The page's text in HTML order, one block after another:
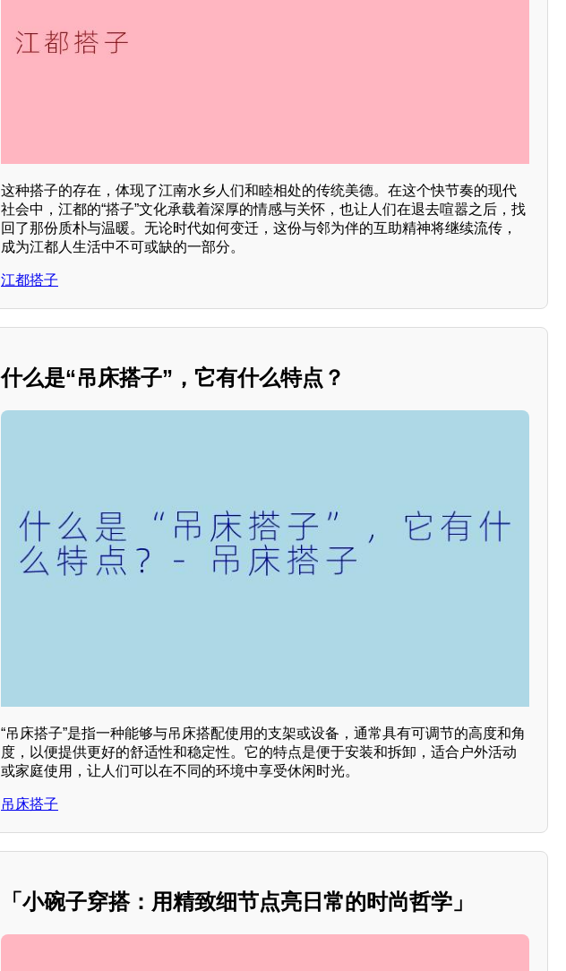
这种搭子的存在，体现了江南水乡人们和睦相处的传统美德。在这个快节奏的现代
社会中，江都的“搭子”文化承载着深厚的情感与关怀，也让人们在退去喧嚣之后，找
回了那份质朴与温暖。无论时代如何变迁，这份与邻为伴的互助精神将继续流传，
成为江都人生活中不可或缺的一部分。
江都搭子
什么是“吊床搭子”，它有什么特点？
“吊床搭子”是指一种能够与吊床搭配使用的支架或设备，通常具有可调节的高度和角
度，以便提供更好的舒适性和稳定性。它的特点是便于安装和拆卸，适合户外活动
或家庭使用，让人们可以在不同的环境中享受休闲时光。
吊床搭子
「小碗子穿搭：用精致细节点亮日常的时尚哲学」